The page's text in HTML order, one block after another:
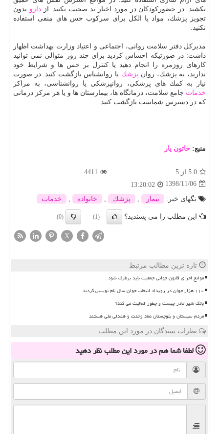
بكشید. در حضوركودكان در مورد اخبار بد صحبت نكنید. ازدارو بدون
تجویز پزشك، مواد یا الكل برای سركوب حس های منفی استفاده
نكنید.
مدیركل دفتر سلامت روانی، اجتماعی و اعتیاد وزارت بهداشت اظهار
داشت: در صورتیكه احساس كردید برای چند روز متوالی نمی توانید
كارهای روزمره را انجام دهید یا كنترل بر حس ها و شرایط خود
ندارید، به پزشك، روان پزشك یا روانشناس بازگشت كنید. در صورت
نیاز به كمك های پزشكی، روانپزشكی یا روانشناسی، به مراكز
خدمات جامع سلامت، درمانگاه ها، بیمارستان ها و یا هر مركز درمانی
كه در دسترس شماست بازگشت كنید.
منبع: خاتون یار
5.0 از 5
4411
1398/11/06
13:20:02
تگهای خبر:
بیمار پزشك خانواده خدمات
این مطلب را می پسندید؟ (1)
(0)
X
تازه ترین مطالب مرتبط
موانع اجرای قانون جوانی جمعیت باید برطرف شود
۱۱۰ هزار جوان در رویداد انتخاب جوان سال نام نویسی کردند
بانک شیر مادر چیست و چطور فعالیت می کند؟
مردم سیستان و بلوچستان نماد وحدت و همدلی ملی هستند
نظرات بینندگان در مورد این مطلب
لطفا شما همدر مورد این مطلبنظر دهید